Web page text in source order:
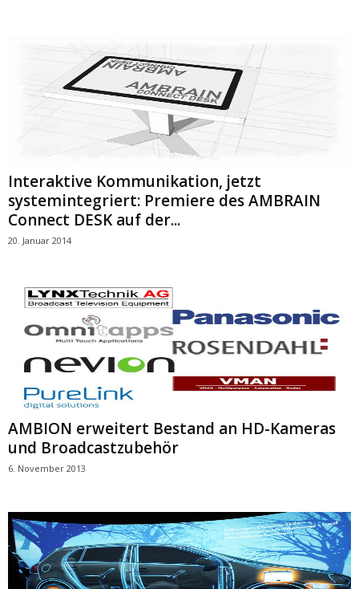
Interaktive Kommunikation, jetzt
systemintegriert: Premiere des AMBRAIN
Connect DESK auf der...
20. Januar 2014
AMBION erweitert Bestand an HD-Kameras
und Broadcastzubehör
6. November 2013